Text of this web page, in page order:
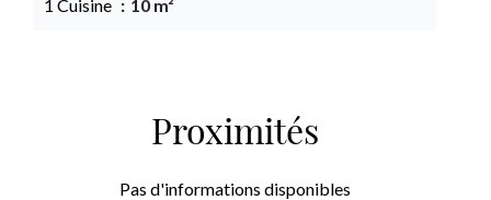
1 Cuisine 10 m²
Proximités
Pas d'informations disponibles